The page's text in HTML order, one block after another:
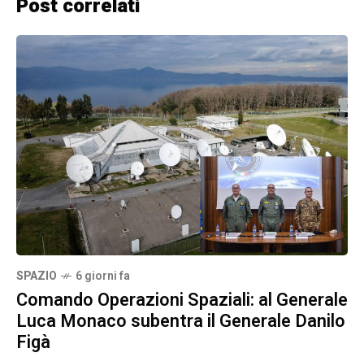
Post correlati
SPAZIO 6 giorni fa
Comando Operazioni Spaziali: al Generale
Luca Monaco subentra il Generale Danilo
Figà